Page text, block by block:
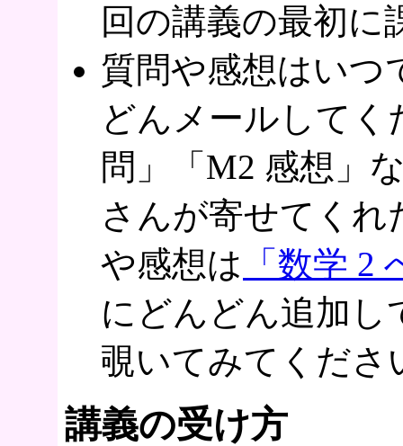
回の講義の最初に
質問や感想はいつ
どんメールしてく
問」「M2 感想」
さんが寄せてくれ
や感想は 「数学 2
にどんどん追加
覗いてみてくださ
講義の受け方